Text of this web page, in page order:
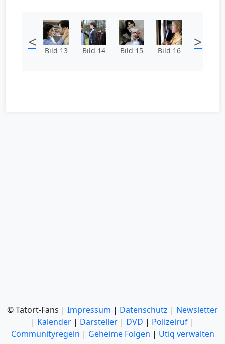
< Bild 13 Bild 14 Bild 15 Bild 16 >
© Tatort-Fans | Impressum | Datenschutz | Newsletter
| Kalender | Darsteller | DVD | Polizeiruf |
Communityregeln | Geheime Folgen | Utiq verwalten